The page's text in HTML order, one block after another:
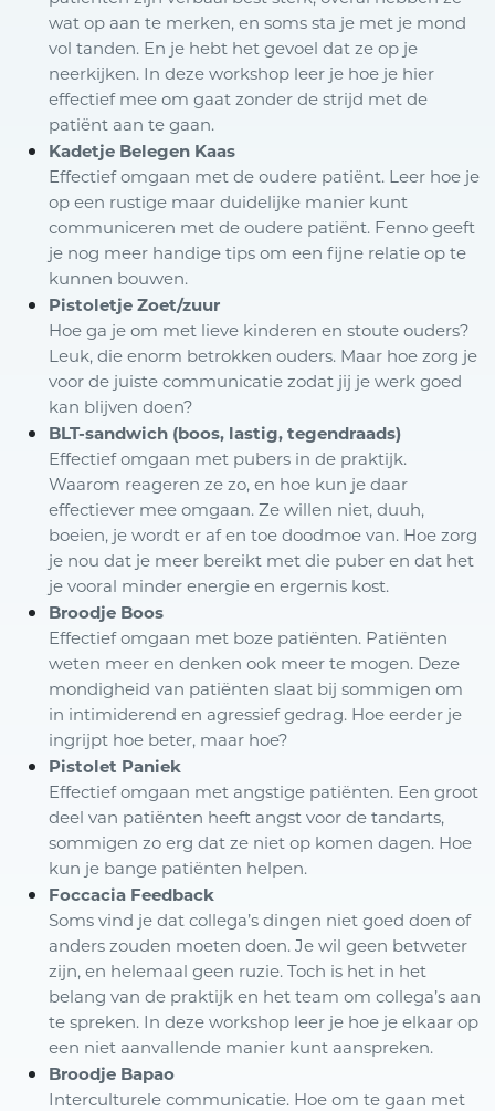
wat op aan te merken, en soms sta je met je mond
vol tanden. En je hebt het gevoel dat ze op je
neerkijken. In deze workshop leer je hoe je hier
effectief mee om gaat zonder de strijd met de
patiënt aan te gaan.
Kadetje Belegen Kaas
Effectief omgaan met de oudere patiënt. Leer hoe je
op een rustige maar duidelijke manier kunt
communiceren met de oudere patiënt. Fenno geeft
je nog meer handige tips om een fijne relatie op te
kunnen bouwen.
Pistoletje Zoet/zuur
Hoe ga je om met lieve kinderen en stoute ouders?
Leuk, die enorm betrokken ouders. Maar hoe zorg je
voor de juiste communicatie zodat jij je werk goed
kan blijven doen?
BLT-sandwich (boos, lastig, tegendraads)
Effectief omgaan met pubers in de praktijk.
Waarom reageren ze zo, en hoe kun je daar
effectiever mee omgaan. Ze willen niet, duuh,
boeien, je wordt er af en toe doodmoe van. Hoe zorg
je nou dat je meer bereikt met die puber en dat het
je vooral minder energie en ergernis kost.
Broodje Boos
Effectief omgaan met boze patiënten. Patiënten
weten meer en denken ook meer te mogen. Deze
mondigheid van patiënten slaat bij sommigen om
in intimiderend en agressief gedrag. Hoe eerder je
ingrijpt hoe beter, maar hoe?
Pistolet Paniek
Effectief omgaan met angstige patiënten. Een groot
deel van patiënten heeft angst voor de tandarts,
sommigen zo erg dat ze niet op komen dagen. Hoe
kun je bange patiënten helpen.
Foccacia Feedback
Soms vind je dat collega’s dingen niet goed doen of
anders zouden moeten doen. Je wil geen betweter
zijn, en helemaal geen ruzie. Toch is het in het
belang van de praktijk en het team om collega’s aan
te spreken. In deze workshop leer je hoe je elkaar op
een niet aanvallende manier kunt aanspreken.
Broodje Bapao
Interculturele communicatie. Hoe om te gaan met